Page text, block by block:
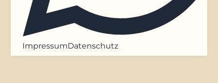
ImpressumDatenschutz